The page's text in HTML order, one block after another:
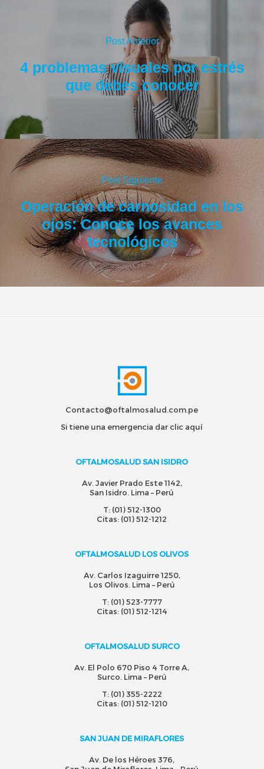
Post Anterior
4 problemas visuales por estrés
que debes conocer
Post Siguiente
Operación de carnosidad en los
ojos: Conoce los avances
tecnológicos
Contacto@oftalmosalud.com.pe
Si tiene una emergencia dar clic aquí
OFTALMOSALUD SAN ISIDRO
Av. Javier Prado Este 1142,
San Isidro. Lima – Perú
T: (01) 512-1300
Citas: (01) 512-1212
OFTALMOSALUD LOS OLIVOS
Av. Carlos Izaguirre 1250,
Los Olivos. Lima – Perú
T: (01) 523-7777
Citas: (01) 512-1214
OFTALMOSALUD SURCO
Av. El Polo 670 Piso 4 Torre A,
Surco. Lima – Perú
T: (01) 355-2222
Citas: (01) 512-1210
SAN JUAN DE MIRAFLORES
Av. De los Héroes 376,